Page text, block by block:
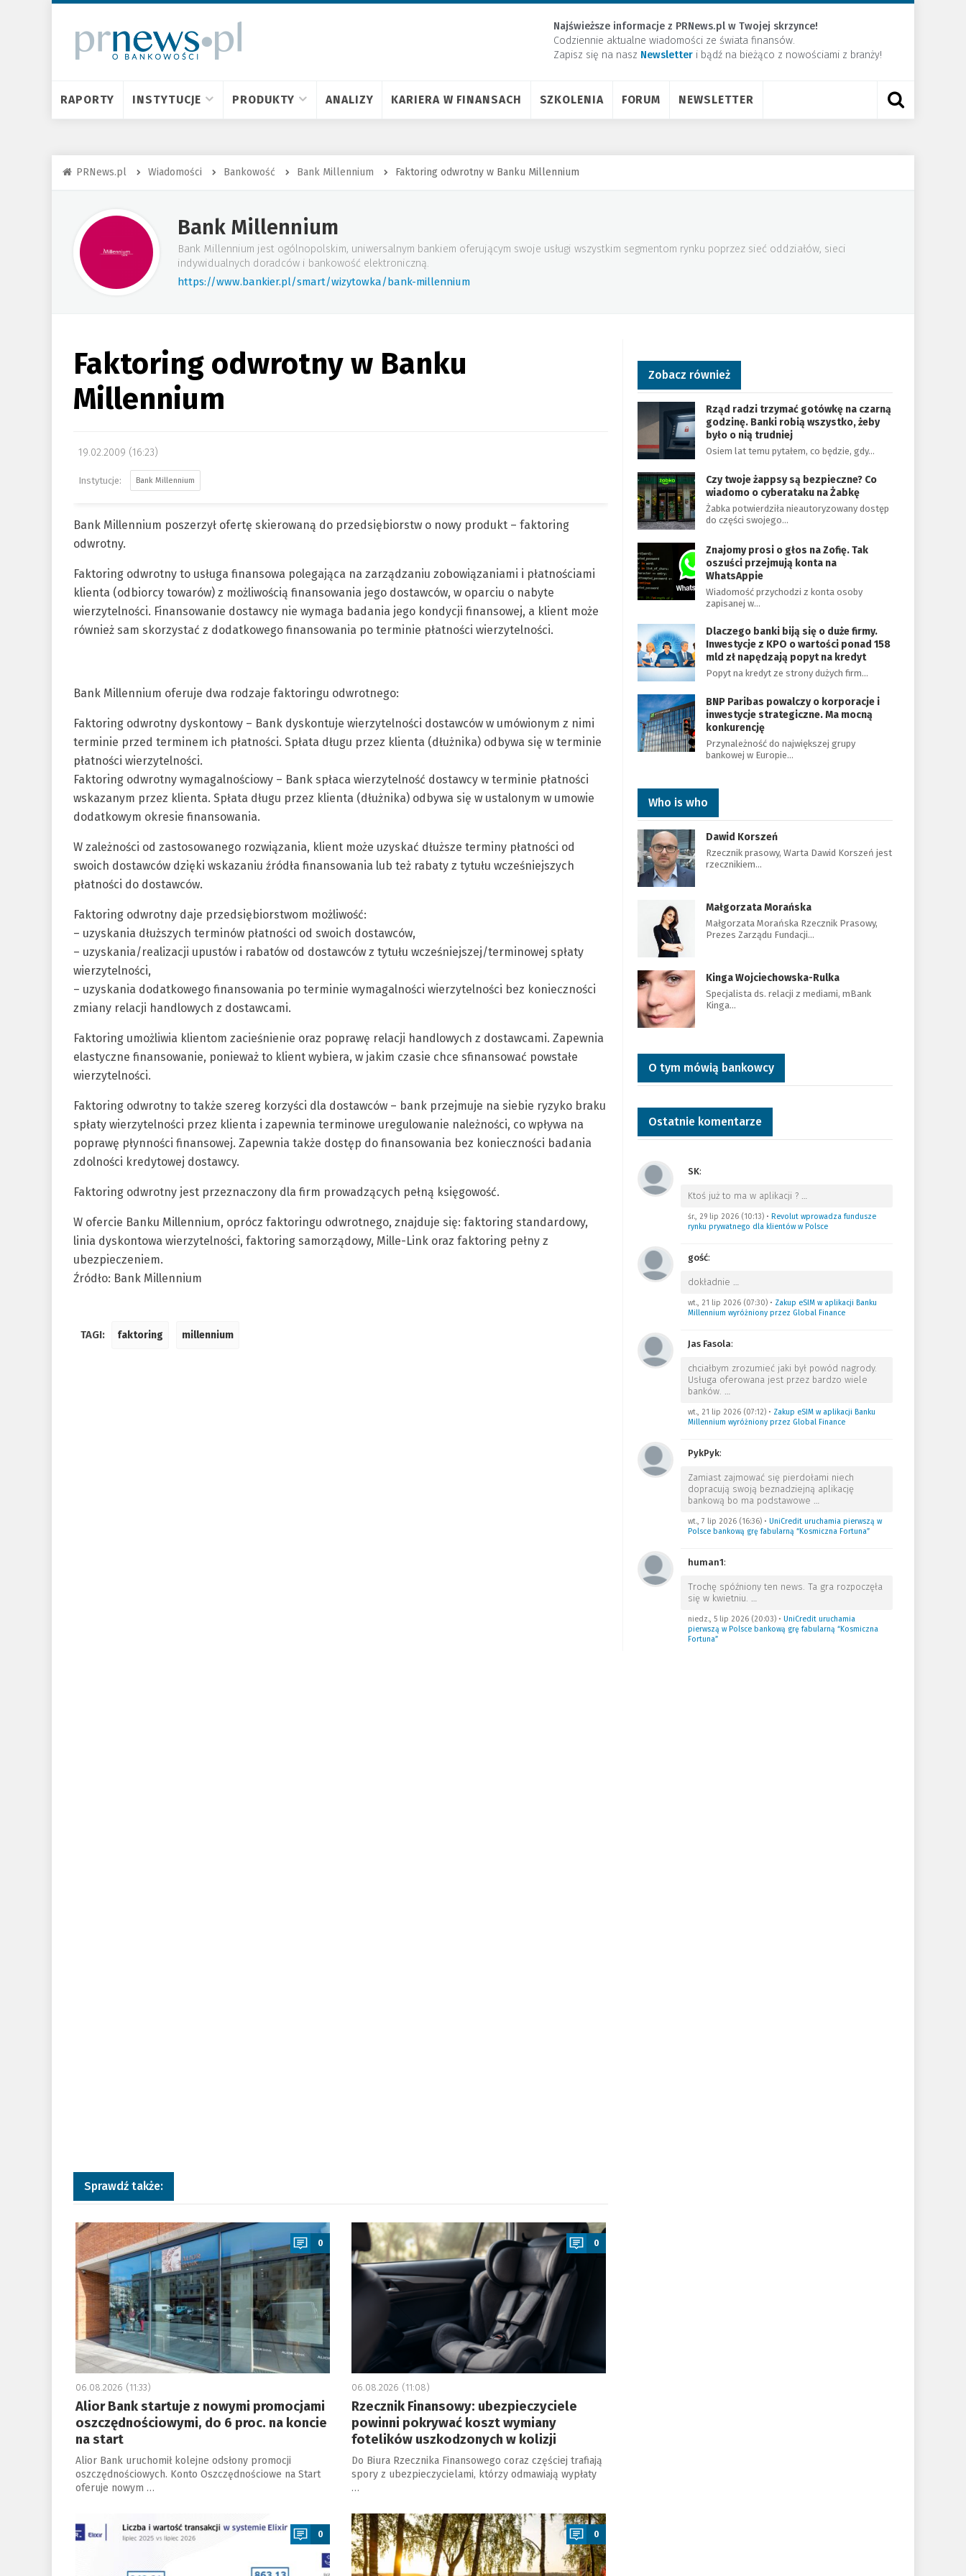
Najświeższe informacje z PRNews.pl w Twojej skrzynce!
Codziennie aktualne wiadomości ze świata finansów.
Zapisz się na nasz Newsletter ​i bądź na bieżąco z nowościami z branży!
RAPORTY INSTYTUCJE PRODUKTY ANALIZY KARIERA W FINANSACH SZKOLENIA FORUM NEWSLETTER
PRNews.pl Wiadomości Bankowość Bank Millennium Faktoring odwrotny w Banku Millennium
Bank Millennium
Bank Millennium jest ogólnopolskim, uniwersalnym bankiem oferującym swoje usługi wszystkim segmentom rynku poprzez sieć oddziałów, sieci
indywidualnych doradców i bankowość elektroniczną.
https://www.bankier.pl/smart/wizytowka/bank-millennium
Faktoring odwrotny w Banku
Millennium
19.02.2009 (16:23)
Bank Millennium
Bank Millennium poszerzył ofertę skierowaną do przedsiębiorstw o nowy produkt – faktoring
odwrotny.
Faktoring odwrotny to usługa finansowa polegająca na zarządzaniu zobowiązaniami i płatnościami
klienta (odbiorcy towarów) z możliwością finansowania jego dostawców, w oparciu o nabyte
wierzytelności. Finansowanie dostawcy nie wymaga badania jego kondycji finansowej, a klient może
również sam skorzystać z dodatkowego finansowania po terminie płatności wierzytelności.
Bank Millennium oferuje dwa rodzaje faktoringu odwrotnego:
Faktoring odwrotny dyskontowy – Bank dyskontuje wierzytelności dostawców w umówionym z nimi
terminie przed terminem ich płatności. Spłata długu przez klienta (dłużnika) odbywa się w terminie
płatności wierzytelności.
Faktoring odwrotny wymagalnościowy – Bank spłaca wierzytelność dostawcy w terminie płatności
wskazanym przez klienta. Spłata długu przez klienta (dłużnika) odbywa się w ustalonym w umowie
dodatkowym okresie finansowania.
W zależności od zastosowanego rozwiązania, klient może uzyskać dłuższe terminy płatności od
swoich dostawców dzięki wskazaniu źródła finansowania lub też rabaty z tytułu wcześniejszych
płatności do dostawców.
Faktoring odwrotny daje przedsiębiorstwom możliwość:
– uzyskania dłuższych terminów płatności od swoich dostawców,
– uzyskania/realizacji upustów i rabatów od dostawców z tytułu wcześniejszej/terminowej spłaty
wierzytelności,
– uzyskania dodatkowego finansowania po terminie wymagalności wierzytelności bez konieczności
zmiany relacji handlowych z dostawcami.
Faktoring umożliwia klientom zacieśnienie oraz poprawę relacji handlowych z dostawcami. Zapewnia
elastyczne finansowanie, ponieważ to klient wybiera, w jakim czasie chce sfinansować powstałe
wierzytelności.
Faktoring odwrotny to także szereg korzyści dla dostawców – bank przejmuje na siebie ryzyko braku
spłaty wierzytelności przez klienta i zapewnia terminowe uregulowanie należności, co wpływa na
poprawę płynności finansowej. Zapewnia także dostęp do finansowania bez konieczności badania
zdolności kredytowej dostawcy.
Faktoring odwrotny jest przeznaczony dla firm prowadzących pełną księgowość.
W ofercie Banku Millennium, oprócz faktoringu odwrotnego, znajduje się: faktoring standardowy,
linia dyskontowa wierzytelności, faktoring samorządowy, Mille-Link oraz faktoring pełny z
ubezpieczeniem.
Źródło: Bank Millennium
TAGI: faktoring millennium
Sprawdź także:
a
0
06.08.2026 (11:33)
Alior Bank startuje z nowymi promocjami
oszczędnościowymi, do 6 proc. na koncie
na start
Alior Bank uruchomił kolejne odsłony promocji
oszczędnościowych. Konto Oszczędnościowe na Start
oferuje nowym …
a
0
06.08.2026 (11:08)
Rzecznik Finansowy: ubezpieczyciele
powinni pokrywać koszt wymiany
fotelików uszkodzonych w kolizji
Do Biura Rzecznika Finansowego coraz częściej trafiają
spory z ubezpieczycielami, którzy odmawiają wypłaty
…
0
a
0
Zobacz również
Rząd radzi trzymać gotówkę na czarną
godzinę. Banki robią wszystko, żeby
było o nią trudniej
Osiem lat temu pytałem, co będzie, gdy…
Czy twoje żappsy są bezpieczne? Co
wiadomo o cyberataku na Żabkę
Żabka potwierdziła nieautoryzowany dostęp
do części swojego…
Znajomy prosi o głos na Zofię. Tak
oszuści przejmują konta na
WhatsAppie
Wiadomość przychodzi z konta osoby
zapisanej w…
Dlaczego banki biją się o duże firmy.
Inwestycje z KPO o wartości ponad 158
mld zł napędzają popyt na kredyt
Popyt na kredyt ze strony dużych firm…
BNP Paribas powalczy o korporacje i
inwestycje strategiczne. Ma mocną
konkurencję
Przynależność do największej grupy
bankowej w Europie…
Who is who
Dawid Korszeń
Rzecznik prasowy, Warta Dawid Korszeń jest
rzecznikiem…
Małgorzata Morańska
Małgorzata Morańska Rzecznik Prasowy,
Prezes Zarządu Fundacji…
Kinga Wojciechowska-Rulka
Specjalista ds. relacji z mediami, mBank
Kinga…
O tym mówią bankowcy
Ostatnie komentarze
SK:
Ktoś już to ma w aplikacji ? …
śr., 29 lip 2026 (10:13)• Revolut wprowadza fundusze
rynku prywatnego dla klientów w Polsce
gość:
dokładnie …
wt., 21 lip 2026 (07:30)• Zakup eSIM w aplikacji Banku
Millennium wyróżniony przez Global Finance
Jas Fasola:
chciałbym zrozumieć jaki był powód nagrody.
Usługa oferowana jest przez bardzo wiele
banków. …
wt., 21 lip 2026 (07:12)• Zakup eSIM w aplikacji Banku
Millennium wyróżniony przez Global Finance
PykPyk:
Zamiast zajmować się pierdołami niech
dopracują swoją beznadziejną aplikację
bankową bo ma podstawowe …
wt., 7 lip 2026 (16:36)• UniCredit uruchamia pierwszą w
Polsce bankową grę fabularną “Kosmiczna Fortuna”
human1:
Trochę spóźniony ten news. Ta gra rozpoczęła
się w kwietniu. …
niedz., 5 lip 2026 (20:03)• UniCredit uruchamia
pierwszą w Polsce bankową grę fabularną “Kosmiczna
Fortuna”